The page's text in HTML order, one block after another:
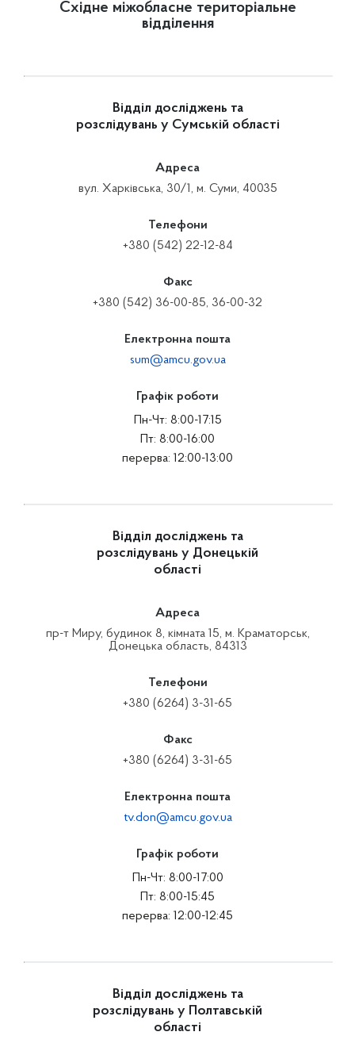
Східне міжобласне територіальне
відділення
Відділ досліджень та
розслідувань у Сумській області
Адреса
вул. Харківська, 30/1, м. Суми, 40035
Телефони
+380 (542) 22-12-84
Факс
+380 (542) 36-00-85, 36-00-32
Електронна пошта
sum@amcu.gov.ua
Графік роботи
Пн-Чт: 8:00-17:15
Пт: 8:00-16:00
перерва: 12:00-13:00
Відділ досліджень та
розслідувань у Донецькій
області
Адреса
пр-т Миру, будинок 8, кімната 15, м. Краматорськ,
Донецька область, 84313
Телефони
+380 (6264) 3-31-65
Факс
+380 (6264) 3-31-65
Електронна пошта
tv.don@amcu.gov.ua
Графік роботи
Пн-Чт: 8:00-17:00
Пт: 8:00-15:45
перерва: 12:00-12:45
Відділ досліджень та
розслідувань у Полтавській
області